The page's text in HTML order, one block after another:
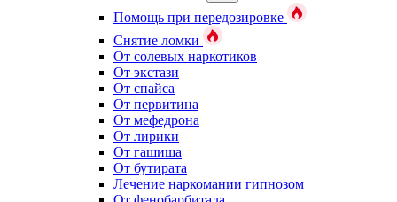
Помощь при передозировке
Снятие ломки
От солевых наркотиков
От экстази
От спайса
От первитина
От мефедрона
От лирики
От гашиша
От бутирата
Лечение наркомании гипнозом